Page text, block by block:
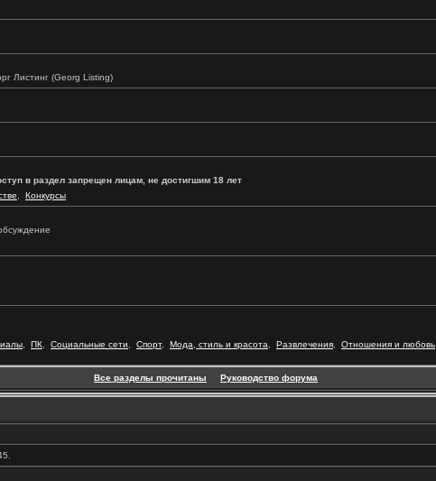
Листинг (Georg Listing)
в раздел запрещен лицам, не достигшим 18 лет
Конкурсы
ПК Социальные сети Спорт, Мода, стиль и красота Развлечения Отношения и любовь
Все разделы прочитаны Руководство форума